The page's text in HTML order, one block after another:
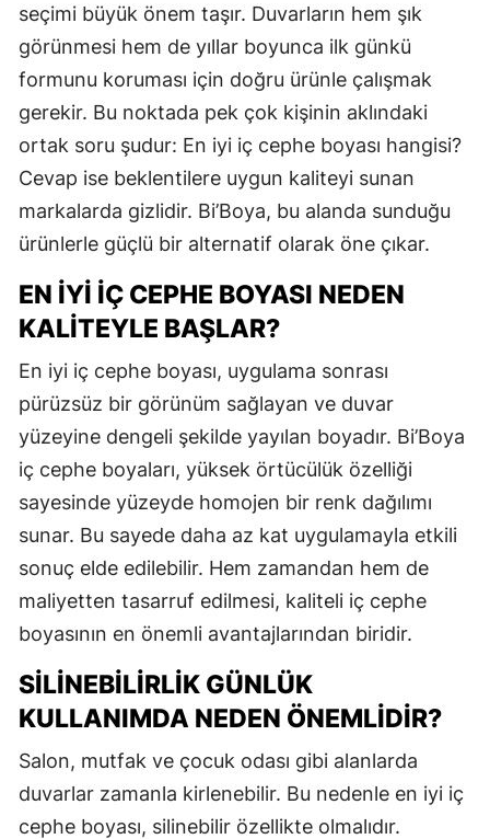
seçimi büyük önem taşır. Duvarların hem şık
görünmesi hem de yıllar boyunca ilk günkü
formunu koruması için doğru ürünle çalışmak
gerekir. Bu noktada pek çok kişinin aklındaki
ortak soru şudur: En iyi iç cephe boyası hangisi?
Cevap ise beklentilere uygun kaliteyi sunan
markalarda gizlidir. Bi’Boya, bu alanda sunduğu
ürünlerle güçlü bir alternatif olarak öne çıkar.
EN İYI İÇ CEPHE BOYASI NEDEN
KALITEYLE BAŞLAR?
En iyi iç cephe boyası, uygulama sonrası
pürüzsüz bir görünüm sağlayan ve duvar
yüzeyine dengeli şekilde yayılan boyadır. Bi’Boya
iç cephe boyaları, yüksek örtücülük özelliği
sayesinde yüzeyde homojen bir renk dağılımı
sunar. Bu sayede daha az kat uygulamayla etkili
sonuç elde edilebilir. Hem zamandan hem de
maliyetten tasarruf edilmesi, kaliteli iç cephe
boyasının en önemli avantajlarından biridir.
SILINEBILIRLIK GÜNLÜK
KULLANIMDA NEDEN ÖNEMLIDIR?
Salon, mutfak ve çocuk odası gibi alanlarda
duvarlar zamanla kirlenebilir. Bu nedenle en iyi iç
cephe boyası, silinebilir özellikte olmalıdır.